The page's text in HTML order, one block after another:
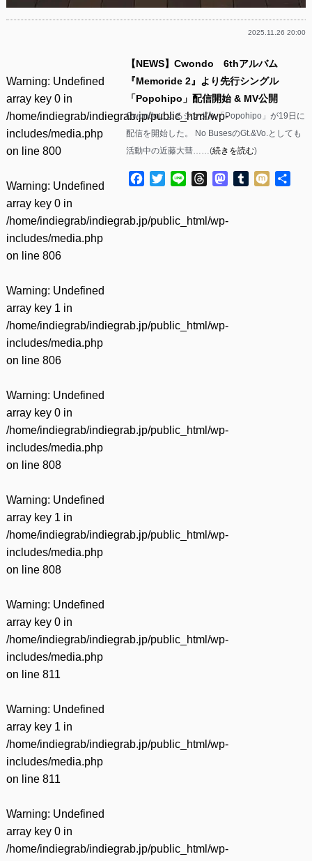
2025.11.26 20:00
Warning: Undefined
array key 0 in
/home/indiegrab/indiegrab.jp/public_html/wp-
includes/media.php
on line 800
Warning: Undefined
array key 0 in
/home/indiegrab/indiegrab.jp/public_html/wp-
includes/media.php
on line 806
Warning: Undefined
array key 1 in
/home/indiegrab/indiegrab.jp/public_html/wp-
includes/media.php
on line 806
Warning: Undefined
array key 0 in
/home/indiegrab/indiegrab.jp/public_html/wp-
includes/media.php
on line 808
Warning: Undefined
array key 1 in
/home/indiegrab/indiegrab.jp/public_html/wp-
includes/media.php
on line 808
Warning: Undefined
array key 0 in
/home/indiegrab/indiegrab.jp/public_html/wp-
includes/media.php
on line 811
Warning: Undefined
array key 1 in
/home/indiegrab/indiegrab.jp/public_html/wp-
includes/media.php
on line 811
Warning: Undefined
array key 0 in
/home/indiegrab/indiegrab.jp/public_html/wp-
【NEWS】Cwondo 6thアルバム
『Memoride 2』より先行シングル
「Popohipo」配信開始 & MV公開
Cwondoによるシングル「Popohipo」が19日に
配信を開始した。 No BusesのGt.&Vo.としても
活動中の近藤大彗……(続きを読む)
Facebook
TwitterLine ThreadsMastodon
Tumblr
Mixi